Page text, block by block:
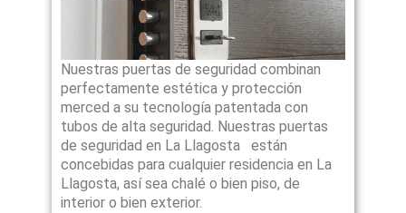
Nuestras puertas de seguridad combinan
perfectamente estética y protección
merced a su tecnología patentada con
tubos de alta seguridad. Nuestras puertas
de seguridad en La Llagosta están
concebidas para cualquier residencia en La
Llagosta, así sea chalé o bien piso, de
interior o bien exterior.